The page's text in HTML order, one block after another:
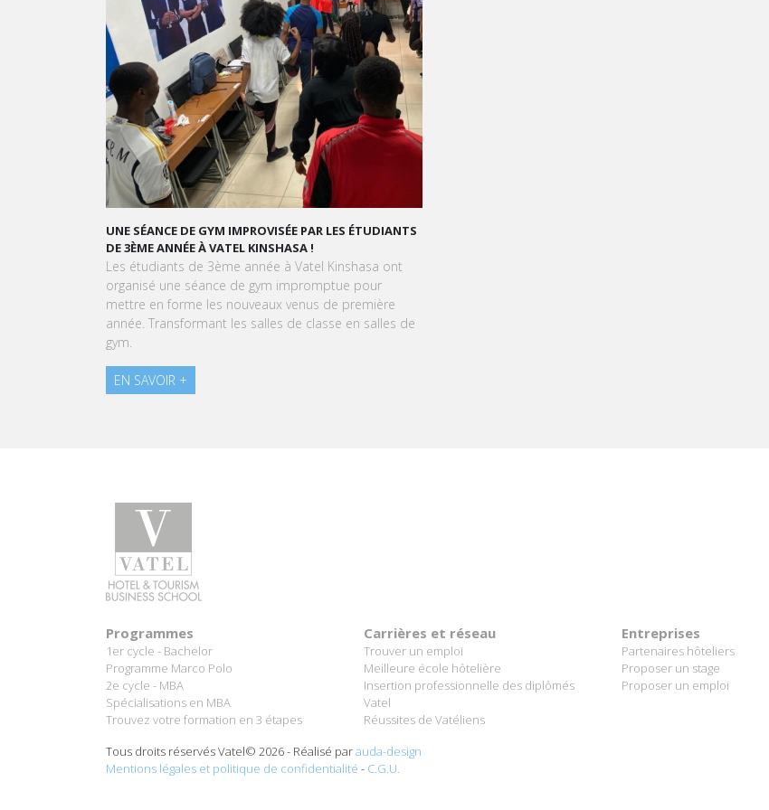
UNE SÉANCE DE GYM IMPROVISÉE PAR LES ÉTUDIANTS
DE 3ÈME ANNÉE À VATEL KINSHASA !
Les étudiants de 3ème année à Vatel Kinshasa ont
organisé une séance de gym impromptue pour
mettre en forme les nouveaux venus de première
année. Transformant les salles de classe en salles de
GRAND ORAL : TRANSFORMONS LE STRESS EN SUCCÈS
À l'approche du Grand Oral, les étudiants de Vatel
Kinshasa sont invités à transformer le stress en une
expérience aussi délicieuse qu'une création
pâtissière.
Programmes
1er cycle - Bachelor
Programme Marco Polo
2e cycle - MBA
Spécialisations en MBA
Trouvez votre formation en 3 étapes
Carrières et réseau
Trouver un emploi
Meilleure école hôtelière
Insertion professionnelle des diplômés
Vatel
Réussites de Vatéliens
Entreprises
Partenaires hôteliers
Proposer un stage
Proposer un emploi
Tous droits réservés Vatel© 2026 - Réalisé parauda-design
Mentions légales et politique de confidentialité - C.G.U.